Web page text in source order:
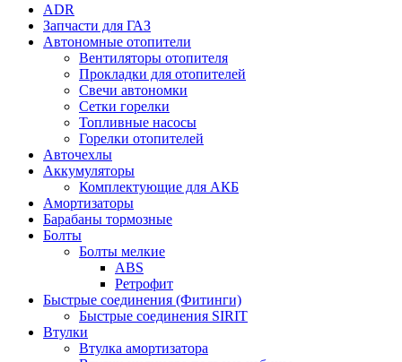
ADR
Запчасти для ГАЗ
Автономные отопители
Вентиляторы отопителя
Прокладки для отопителей
Свечи автономки
Сетки горелки
Топливные насосы
Горелки отопителей
Авточехлы
Аккумуляторы
Комплектующие для АКБ
Амортизаторы
Барабаны тормозные
Болты
Болты мелкие
ABS
Ретрофит
Быстрые соединения (Фитинги)
Быстрые соединения SIRIT
Втулки
Втулка амортизатора